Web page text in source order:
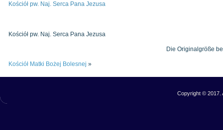
Kościół pw. Naj. Serca Pana Jezusa
Kościół pw. Naj. Serca Pana Jezusa
Die Originalgröße
Kościół Matki Bożej Bolesnej »
Copyright © 2017.